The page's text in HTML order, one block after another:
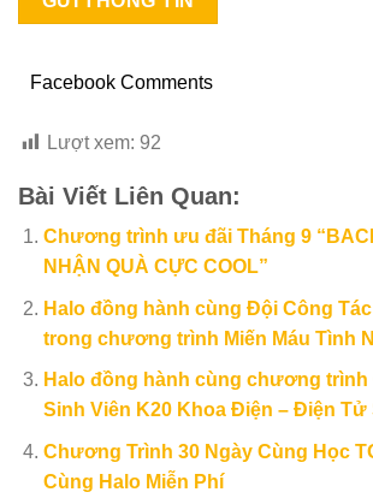
Facebook Comments
Lượt xem: 92
Bài Viết Liên Quan:
Chương trình ưu đãi Tháng 9
NHẬN QUÀ CỰC COOL”
Halo đồng hành cùng Đội Công
trong chương trình Miến Máu Tình
Halo đồng hành cùng chương trình
Sinh Viên K20 Khoa Điện – Điện Tử
Chương Trình 30 Ngày Cùng Học
Cùng Halo Miễn Phí